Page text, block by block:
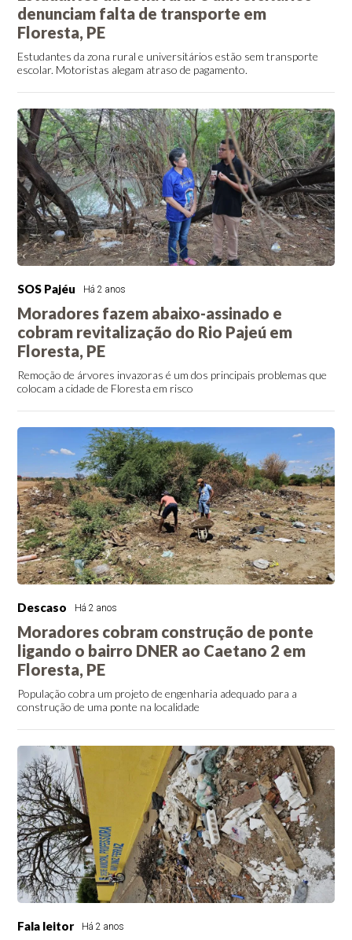
denunciam falta de transporte em
Floresta, PE
Estudantes da zona rural e universitários estão sem transporte
escolar. Motoristas alegam atraso de pagamento.
SOS Pajéu Há 2 anos
Moradores fazem abaixo-assinado e
cobram revitalização do Rio Pajeú em
Floresta, PE
Remoção de árvores invazoras é um dos principais problemas que
colocam a cidade de Floresta em risco
Descaso Há 2 anos
Moradores cobram construção de ponte
ligando o bairro DNER ao Caetano 2 em
Floresta, PE
População cobra um projeto de engenharia adequado para a
construção de uma ponte na localidade
Fala leitor Há 2 anos